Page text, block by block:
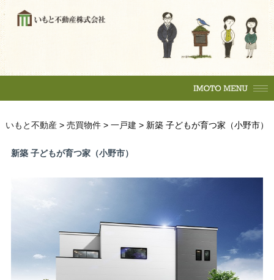
購入の流れ
マンション
土地
住居
テナント
事務所
不動産
いもとスタイル
会社概要
いもとの仲間たち
売買物件
一戸建
事務所
駐車場
いもと不動産> 売買物件> 一戸建 > 新築 子どもが育つ家（小野市）
新築 子どもが育つ家（小野市）